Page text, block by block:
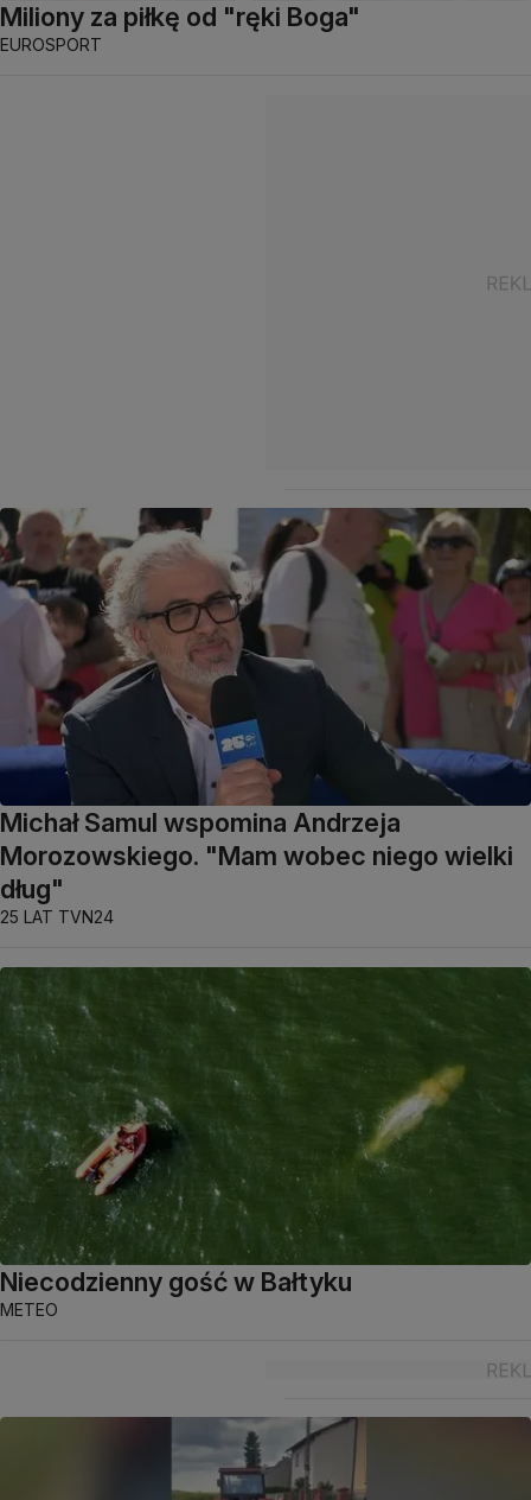
Miliony za piłkę od "ręki Boga"
EUROSPORT
Michał Samul wspomina Andrzeja
Morozowskiego. "Mam wobec niego wielki
dług"
25 LAT TVN24
Niecodzienny gość w Bałtyku
METEO